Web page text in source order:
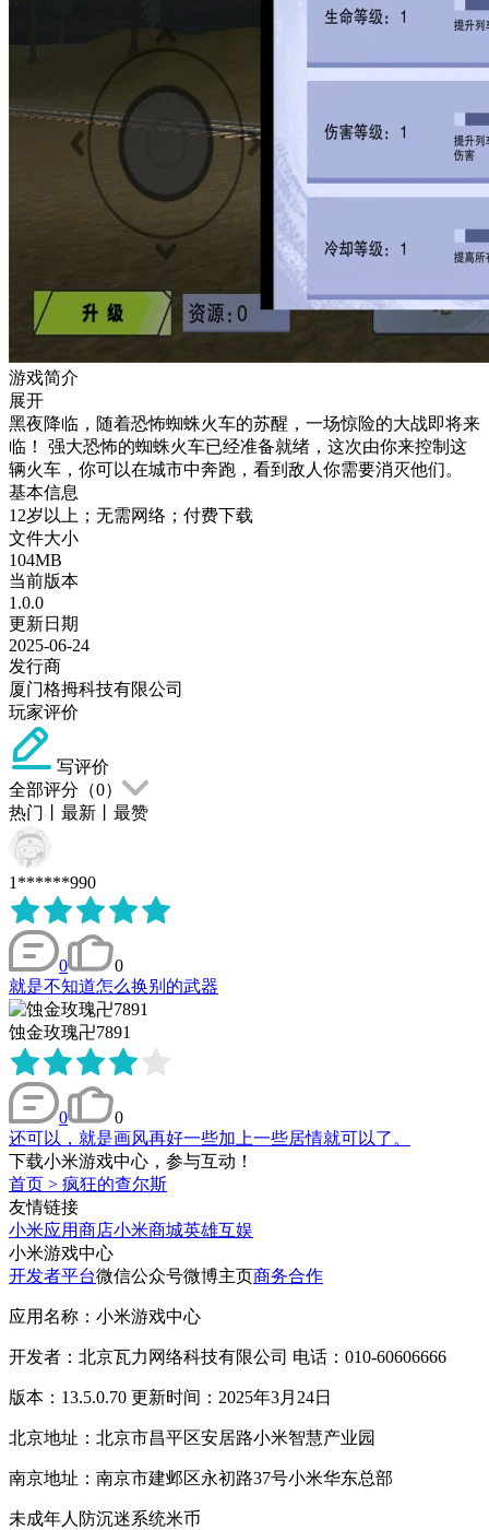
游戏简介
展开
黑夜降临，随着恐怖蜘蛛火车的苏醒，一场惊险的大战即将来
临！ 强大恐怖的蜘蛛火车已经准备就绪，这次由你来控制这
辆火车，你可以在城市中奔跑，看到敌人你需要消灭他们。
基本信息
12岁以上；无需网络；付费下载
文件大小
104MB
当前版本
1.0.0
更新日期
2025-06-24
发行商
厦门格拇科技有限公司
玩家评价
写评价
全部评分（0）
热门
最新 最赞
1******990
0
0
就是不知道怎么换别的武器
蚀金玫瑰卍7891
0
0
还可以，就是画风再好一些加上一些居情就可以了。
下载小米游戏中心，参与互动！
首页 > 疯狂的查尔斯
友情链接
小米应用商店小米商城英雄互娱
小米游戏中心
开发者平台微信公众号微博主页商务合作
应用名称：小米游戏中心
开发者：北京瓦力网络科技有限公司 电话：010-60606666
版本：13.5.0.70 更新时间：2025年3月24日
北京地址：北京市昌平区安居路小米智慧产业园
南京地址：南京市建邺区永初路37号小米华东总部
未成年人防沉迷系统米币